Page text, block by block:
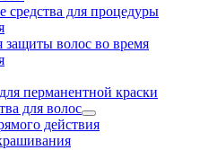
средства для процедуры
защиты волос во время
перманентной краски
для волос
действия